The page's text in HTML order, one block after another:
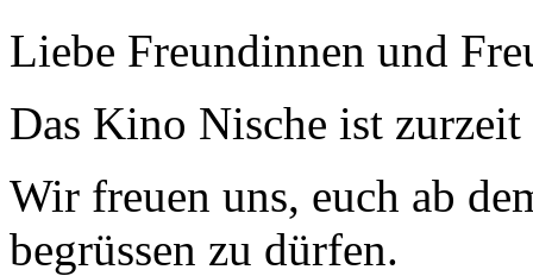
Liebe Freundinnen und
Das Kino Nische ist zurzeit
Wir freuen uns, euch ab
begrüssen zu dürfen.